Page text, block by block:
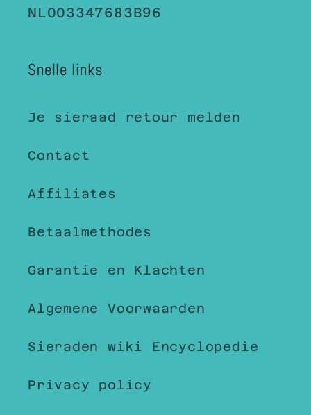
NL003347683B96
Snelle links
Je sieraad retour melden
Contact
Affiliates
Betaalmethodes
Garantie en Klachten
Algemene Voorwaarden
Sieraden wiki Encyclopedie
Privacy policy